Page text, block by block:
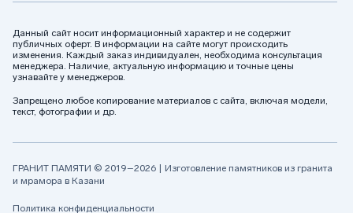
Данный сайт носит информационный характер и не содержит
публичных оферт. В информации на сайте могут происходить
изменения. Каждый заказ индивидуален, необходима консультация
менеджера. Наличие, актуальную информацию и точные цены
узнавайте у менеджеров.
Запрещено любое копирование материалов с сайта, включая модели,
текст, фотографии и др.
ГРАНИТ ПАМЯТИ © 2019–2026 | Изготовление памятников из гранита
и мрамора в Казани
Политика конфиденциальности